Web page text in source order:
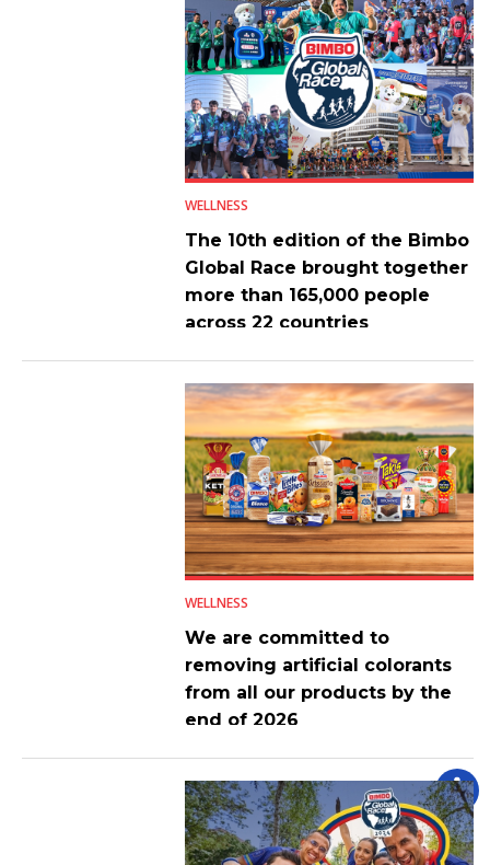
WELLNESS
The 10th edition of the Bimbo
Global Race brought together
more than 165,000 people
across 22 countries
WELLNESS
We are committed to
removing artificial colorants
from all our products by the
end of 2026